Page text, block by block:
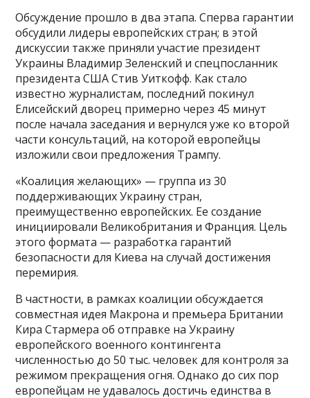
Обсуждение прошло в два этапа. Сперва гарантии
обсудили лидеры европейских стран; в этой
дискуссии также приняли участие президент
Украины Владимир Зеленский и спецпосланник
президента США Стив Уиткофф. Как стало
известно журналистам, последний покинул
Елисейский дворец примерно через 45 минут
после начала заседания и вернулся уже ко второй
части консультаций, на которой европейцы
изложили свои предложения Трампу.
«Коалиция желающих» — группа из 30
поддерживающих Украину стран,
преимущественно европейских. Ее создание
инициировали Великобритания и Франция. Цель
этого формата — разработка гарантий
безопасности для Киева на случай достижения
перемирия.
В частности, в рамках коалиции обсуждается
совместная идея Макрона и премьера Британии
Кира Стармера об отправке на Украину
европейского военного контингента
численностью до 50 тыс. человек для контроля за
режимом прекращения огня. Однако до сих пор
европейцам не удавалось достичь единства в